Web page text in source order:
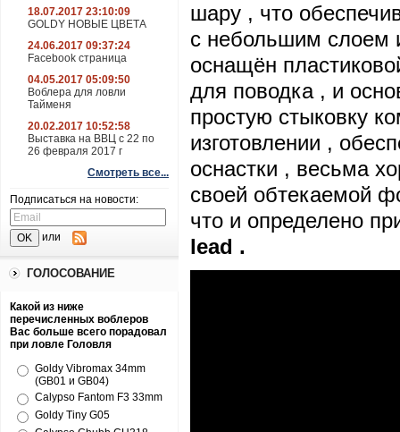
18.07.2017 23:10:09
GOLDY НОВЫЕ ЦВЕТА
24.06.2017 09:37:24
Facebook страница
04.05.2017 05:09:50
Воблера для ловли
Тайменя
20.02.2017 10:52:58
Выставка на ВВЦ с 22 по
26 февраля 2017 г
Смотреть все...
Подписаться на новости:
или
ГОЛОСОВАНИЕ
Какой из ниже
перечисленных воблеров
Вас больше всего порадовал
при ловле Головля
Goldy Vibromax 34mm
(GB01 и GB04)
Calypso Fantom F3 33mm
Goldy Tiny G05
шару , что
с небольшим слоем
оснащён
для поводка , и
простую стыковку
изготовлении ,
оснастки , весьма
своей обтекаемой
что и определено
lead .